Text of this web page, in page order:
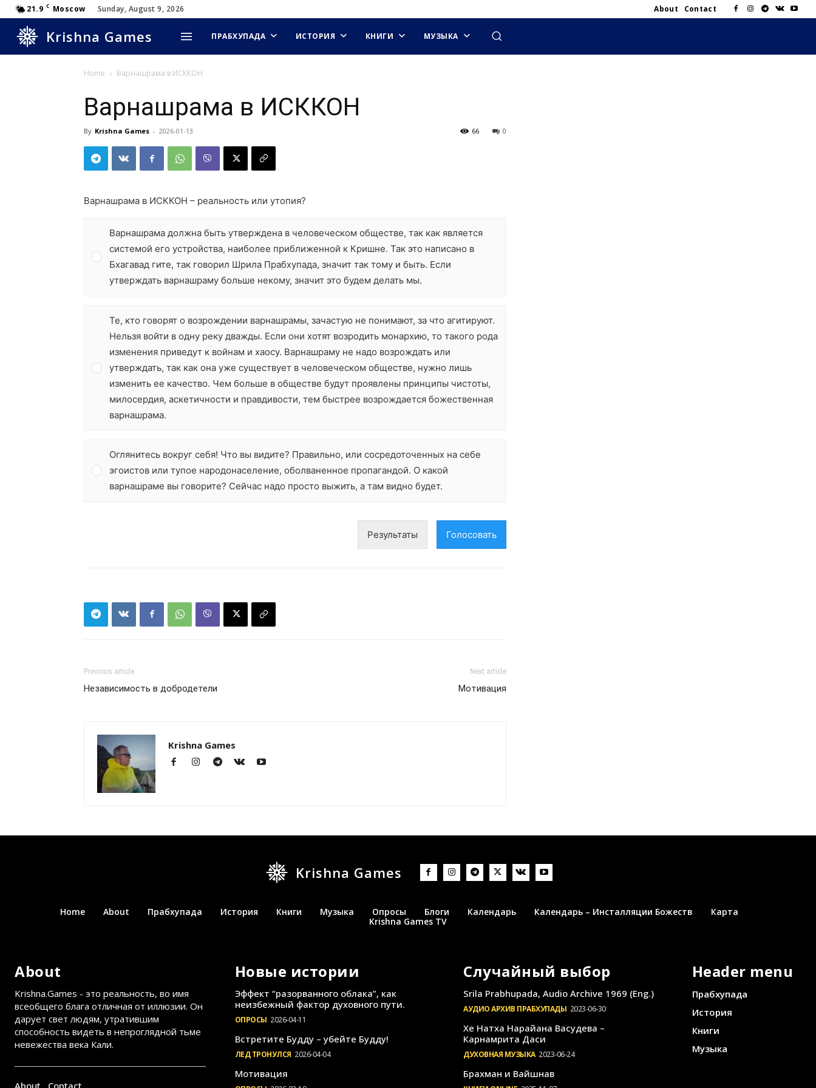
21.9 C Moscow Sunday, August 9, 2026 About Contact
Krishna Games ПРАБХУПАДА ИСТОРИЯ КНИГИ МУЗЫКА
Home Варнашрама в ИСККОН
Варнашрама в ИСККОН
By Krishna Games - 2026-01-13 0
66
Варнашрама в ИСККОН – реальность или утопия?
Варнашрама должна быть утверждена в человеческом обществе, так как является
системой его устройства, наиболее приближенной к Кришне. Так это написано в
Бхагавад гите, так говорил Шрила Прабхупада, значит так тому и быть. Если
утверждать варнашраму больше некому, значит это будем делать мы.
Те, кто говорят о возрождении варнашрамы, зачастую не понимают, за что агитируют.
Нельзя войти в одну реку дважды. Если они хотят возродить монархию, то такого рода
изменения приведут к войнам и хаосу. Варнашраму не надо возрождать или
утверждать, так как она уже существует в человеческом обществе, нужно лишь
изменить ее качество. Чем больше в обществе будут проявлены принципы чистоты,
милосердия, аскетичности и правдивости, тем быстрее возрождается божественная
варнашрама.
Оглянитесь вокруг себя! Что вы видите? Правильно, или сосредоточенных на себе
эгоистов или тупое народонаселение, оболваненное пропагандой. О какой
варнашраме вы говорите? Сейчас надо просто выжить, а там видно будет.
Результаты Голосовать
Previous article
Независимость в добродетели
Next article
Мотивация
Krishna Games
Krishna Games
Home About Прабхупада История Книги Музыка Опросы Блоги Календарь Календарь – Инсталляции Божеств
Карта
Krishna Games TV
About
Krishna.Games - это реальность, во имя
всеобщего блага отличная от иллюзии. Он
дарует свет людям, утратившим
способность видеть в непроглядной тьме
невежества века Кали.
About Contact
Новые истории
Эффект “разорванного облака”, как
неизбежный фактор духовного пути.
ОПРОСЫ 2026-04-11
Встретите Будду – убейте Будду!
ЛЕД ТРОНУЛСЯ 2026-04-04
Мотивация
Случайный выбор
Srila Prabhupada, Audio Archive 1969 (Eng.)
АУДИО АРХИВ ПРАБХУПАДЫ 2023-06-30
Хе Натха Нарайана Васудева –
Карнамрита Даси
ДУХОВНАЯ МУЗЫКА 2023-06-24
Брахман и Вайшнав
Header menu
Прабхупада
История
Книги
Музыка